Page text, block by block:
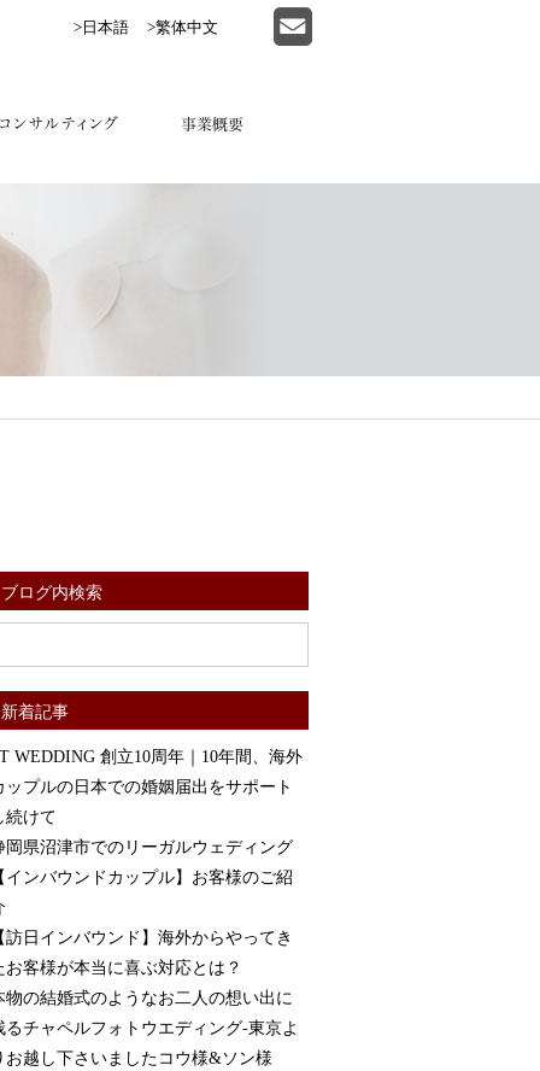
>日本語 >繁体中文
ブログ内検索
新着記事
WEDDING 創立10周年｜10年間、海外
ップルの日本での婚姻届出をサポート
続けて
岡県沼津市でのリーガルウェディング
インバウンドカップル】お客様のご紹
訪日インバウンド】海外からやってき
お客様が本当に喜ぶ対応とは？
物の結婚式のようなお二人の想い出に
るチャペルフォトウエディング-東京よ
お越し下さいましたコウ様&ソン様